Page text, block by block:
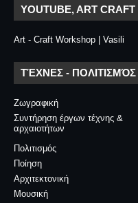
YOUTUBE, ART
Art - Craft Workshop | Vasili
ΤΈΧΝΕΣ - ΠΟΛΙΤΙΣΜΌΣ
Ζωγραφική
Συντήρηση έργων τέχνης &
αρχαιοτήτων
Πολιτισμός
Ποίηση
Αρχιτεκτονική
Μουσική